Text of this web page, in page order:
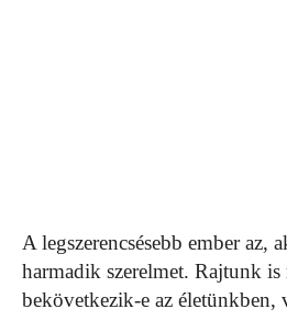
A legszerencsésebb ember az,
harmadik szerelmet. Rajtunk
bekövetkezik-e az életünkben,